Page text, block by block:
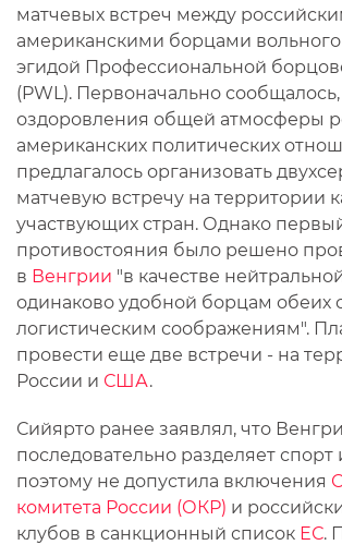
матчевых встреч между
американскими борцами
эгидой Профессиональной
(PWL). Первоначально
оздоровления общей атмосферы
американских политических
предлагалось организовать
матчевую встречу на территории
участвующих стран. Однако
противостояния было решено
в Венгрии "в качестве
одинаково удобной борцам обеих
логистическим соображениям".
провести еще две встречи - на
России и США.
Сийярто ранее заявлял, что
последовательно разделяет спорт
поэтому не допустила включения
комитета России (ОКР) и
клубов в санкционный список ЕС.